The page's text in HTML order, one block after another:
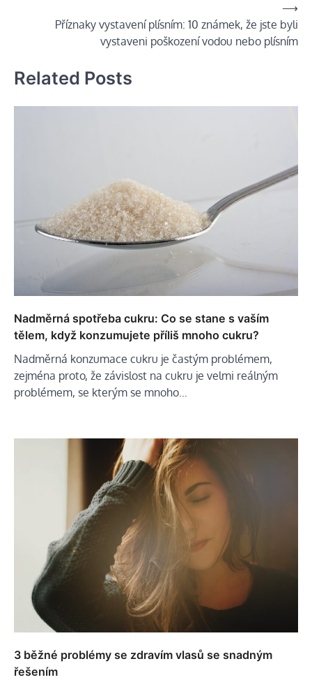
Příznaky vystavení plísním: 10 známek, že jste byli
vystaveni poškození vodou nebo plísním
⟶
Related Posts
Nadměrná spotřeba cukru: Co se stane s vaším
tělem, když konzumujete příliš mnoho cukru?
Nadměrná konzumace cukru je častým problémem,
zejména proto, že závislost na cukru je velmi reálným
problémem, se kterým se mnoho…
3 běžné problémy se zdravím vlasů se snadným
řešením